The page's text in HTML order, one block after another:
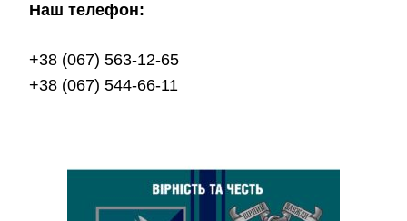
Наш телефон:
+38 (067) 563-12-65
+38 (067) 544-66-11